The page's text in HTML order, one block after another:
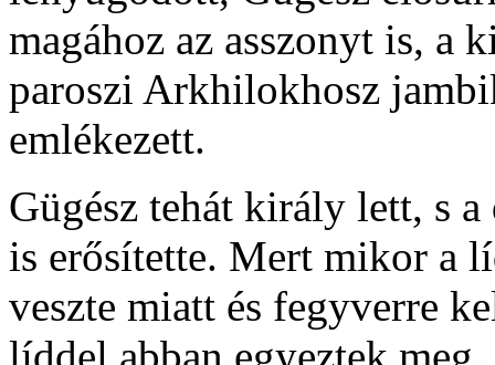
magához az asszonyt is, a
paroszi Arkhilokhosz
emlékezett.
Gügész tehát király lett, s
is erősítette. Mert mikor a
veszte miatt és fegyverre
líddel abban egyeztek